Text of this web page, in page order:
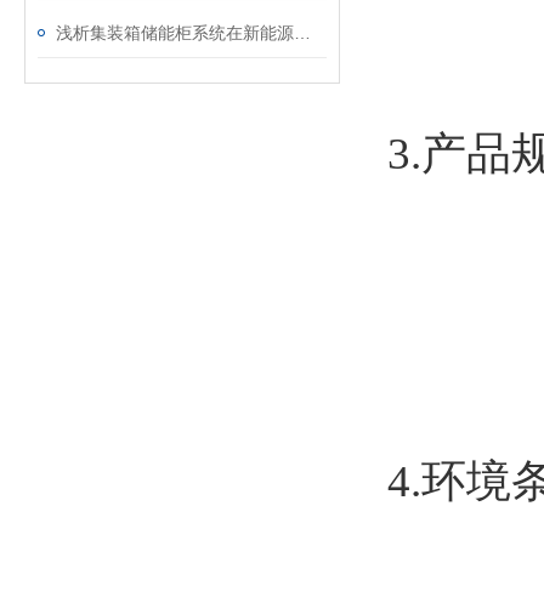
3.产品
4.环境